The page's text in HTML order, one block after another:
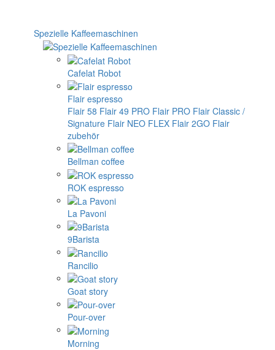
Spezielle Kaffeemaschinen
Cafelat Robot
Flair espresso
Flair 58 Flair 49 PRO Flair PRO Flair Classic /
Signature Flair NEO FLEX Flair 2GO Flair
zubehör
Bellman coffee
ROK espresso
La Pavoni
9Barista
Rancilio
Goat story
Pour-over
Morning